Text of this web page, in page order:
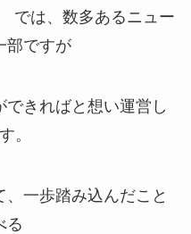
では、数多あるニュー
部ですが
きればと想い運営し
。
一歩踏み込んだこと
る